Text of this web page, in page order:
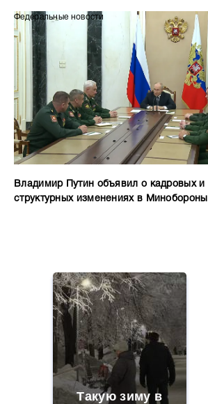
Федеральные новости
Владимир Путин объявил о кадровых и
структурных изменениях в Минобороны
Такую зиму в